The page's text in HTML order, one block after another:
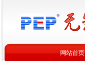
网站首页